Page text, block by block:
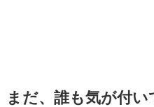
まだ、誰も気が付